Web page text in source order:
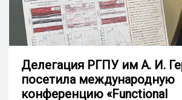
Делегация РГПУ им А. И.
посетила международную
конференцию «Functional